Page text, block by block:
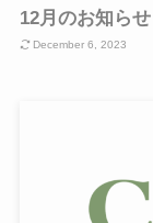
12月のお知らせ
December 6, 2023